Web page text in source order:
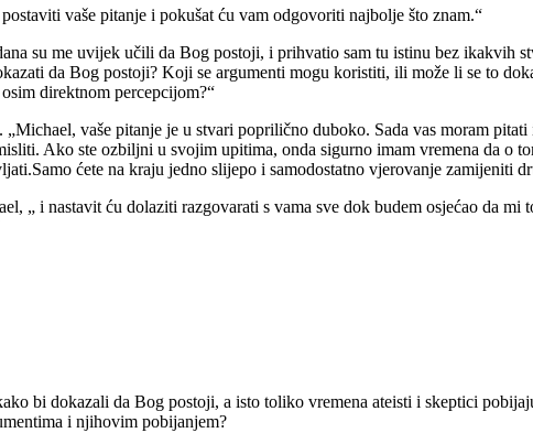
vaše pitanje i pokušat ću vam odgovoriti najbolje što znam.“
su me uvijek učili da Bog postoji, i prihvatio sam tu istinu bez ikakvih
da Bog postoji? Koji se argumenti mogu koristiti, ili može li se to
direktnom percepcijom?“
vaše pitanje je u stvari poprilično duboko. Sada vas moram
Ako ste ozbiljni u svojim upitima, onda sigurno imam vremena da o
ćete na kraju jedno slijepo i samodostatno vjerovanje zamijeniti
„ i nastavit ću dolaziti razgovarati s vama sve dok budem osjećao da
bi dokazali da Bog postoji, a isto toliko vremena ateisti i skeptici
i njihovim pobijanjem?